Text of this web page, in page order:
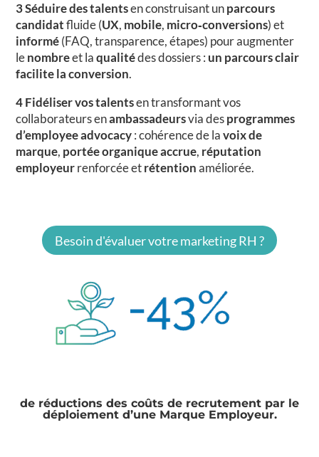
3 Séduire des talentsen construisant unparcours
candidatfluide (UX, mobile, micro‑conversions) et
informé(FAQ, transparence, étapes) pour augmenter
lenombreet laqualitédes dossiers : un parcours clair
facilite la conversion.
4 Fidéliser vos talentsen transformant vos
collaborateurs enambassadeursvia desprogrammes
d’employee advocacy: cohérence de lavoix de
marque, portée organique accrue, réputation
employeurrenforcée etrétentionaméliorée.
Besoin d'évaluer votre marketing RH ?
de réductions des coûts de recrutement par le
déploiement d’une Marque Employeur.